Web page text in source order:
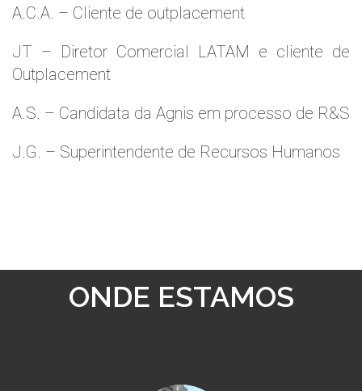
A.C.A. – Cliente de outplacement
JT – Diretor Comercial LATAM e cliente de
Outplacement
A.S. – Candidata da Agnis em processo de R&S
J.G. – Superintendente de Recursos Humanos
ONDE ESTAMOS